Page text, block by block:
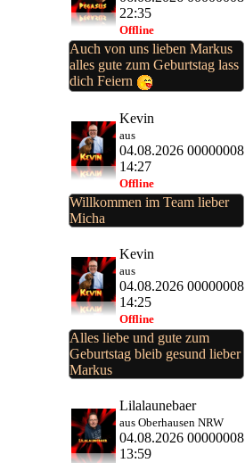
22:35
Offline
Auch von uns lieben Markus
alles gute zum Geburtstag lass
dich Feiern
Kevin
aus
04.08.2026 00000008
14:27
Offline
Willkommen im Team lieber
Micha
Kevin
aus
04.08.2026 00000008
14:25
Offline
Alles liebe und gute zum
Geburtstag bleib gesund lieber
Markus
Lilalaunebaer
aus Oberhausen NRW
04.08.2026 00000008
13:59